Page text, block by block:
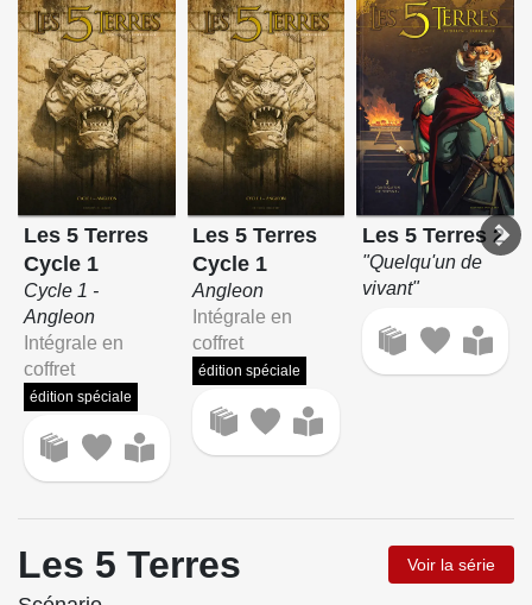
Les 5 Terres
Cycle 1
Cycle 1 -
Angleon
Intégrale en
coffret
édition spéciale
Les 5 Terres
Cycle 1
Angleon
Intégrale en
coffret
édition spéciale
Les 5 Terres 2
"Quelqu'un de
vivant"
Les 5 Terres Voir la série